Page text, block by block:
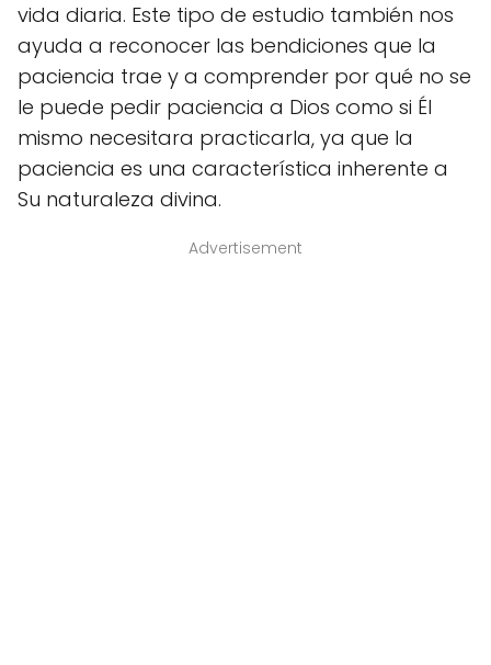
vida diaria. Este tipo de estudio también nos
ayuda a reconocer las bendiciones que la
paciencia trae y a comprender por qué no se
le puede pedir paciencia a Dios como si Él
mismo necesitara practicarla, ya que la
paciencia es una característica inherente a
Su naturaleza divina.
Advertisement